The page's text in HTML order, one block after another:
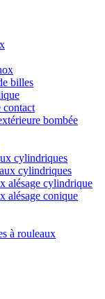
billes
contact
bombée
cylindriques
cylindriques
alésage cylindrique
alésage conique
à rouleaux